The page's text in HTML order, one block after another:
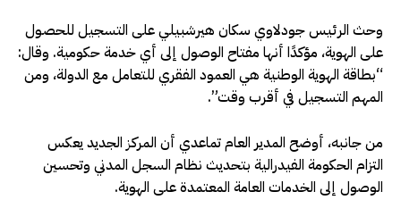
وحث الرئيس جودلاوي سكان هيرشبيلي على التسجيل للحصول
على الهوية، مؤكدًا أنها مفتاح الوصول إلى أي خدمة حكومية. وقال:
“بطاقة الهوية الوطنية هي العمود الفقري للتعامل مع الدولة، ومن
المهم التسجيل في أقرب وقت”.
من جانبه، أوضح المدير العام تماعدي أن المركز الجديد يعكس
التزام الحكومة الفيدرالية بتحديث نظام السجل المدني وتحسين
الوصول إلى الخدمات العامة المعتمدة على الهوية.